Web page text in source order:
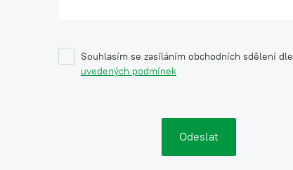
Souhlasím se zasíláním obchodních sdělení dle
uvedených podmínek